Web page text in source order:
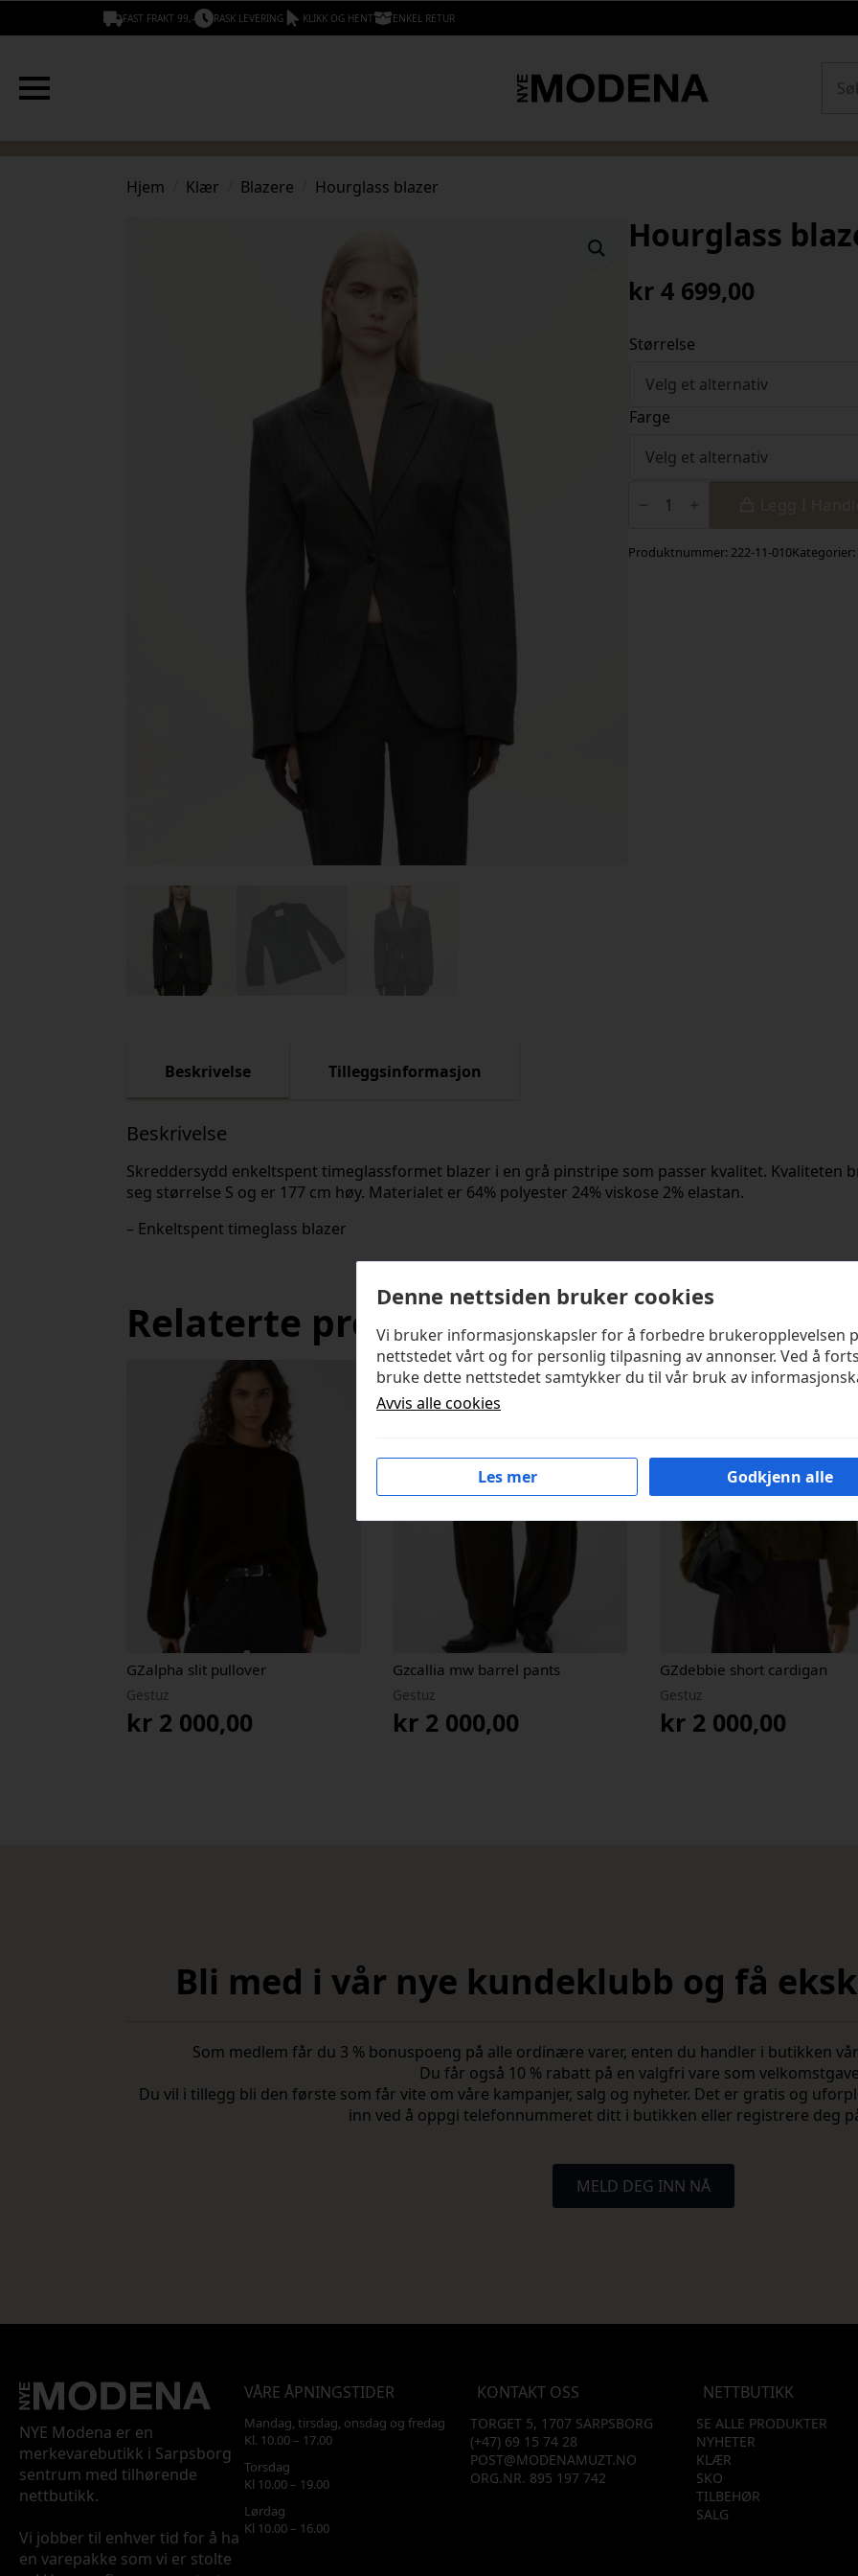
FAST FRAKT 99,- RASK LEVERING KLIKK OG HENT ENKEL RETUR
Hjem Klær Blazere Hourglass blazer
Hourglass
kr 4 699,00
Størrelse
Farge
blazer
Produktnummer: 222-11-010Kategorier:
Beskrivelse Tilleggsinformasjon
Beskrivelse
Skreddersydd enkeltspent timeglassformet blazer i en grå pinstripe som passer kvalitet. Kvaliteten
seg størrelse S og er 177 cm høy. Materialet er 64% polyester 24% viskose 2% elastan.
– Enkeltspent timeglass blazer
Relaterte produkter
GZalpha slit pullover
Gestuz
kr 2 000,00
Gzcallia mw barrel pants
Gestuz
kr 2 000,00
GZdebbie short cardigan
Gestuz
kr2 000,00
Bli med i vår nye kundeklubb og få
Som medlem får du 3 % bonuspoeng på alle ordinære varer, enten du handler i butikken
Du får også 10 % rabatt på en valgfri vare som
Du vil i tillegg bli den første som får vite om våre kampanjer, salg og nyheter. Det er gratis og
inn ved å oppgi telefonnummeret ditt i butikken eller registrere deg
MELD DEG INN NÅ
NYE Modena er en
merkevarebutikk i Sarpsborg
sentrum med tilhørende
nettbutikk.
Vi jobber til enhver tid for å ha
en varepakke som vi er stolte
VÅRE ÅPNINGSTIDER
Mandag, tirsdag, onsdag og fredag
Kl. 10.00 – 17.00
Torsdag
Kl 10.00 – 19.00
Lørdag
Kl 10.00 – 16.00
KONTAKT OSS
TORGET 5, 1707 SARPSBORG
(+47) 69 15 74 28
POST@MODENAMUZT.NO
ORG.NR. 895 197 742
NETTBUTIKK
SE ALLE PRODUKTER
NYHETER
KLÆR
SKO
TILBEHØR
SALG
Denne nettsiden bruker cookies
Vi bruker informasjonskapsler for å forbedre brukeropplevelsen
nettstedet vårt og for personlig tilpasning av annonser. Ved å
bruke dette nettstedet samtykker du til vår bruk av
Avvis alle cookies
Les mer Godkjenn alle